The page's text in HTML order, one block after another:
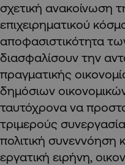
σχετική ανακοίνωση
επιχειρηματικού
αποφασιστικότητα
διασφαλίσουν την
πραγματικής
δημόσιων
ταυτόχρονα να
τριμερούς
πολιτική συνεννόηση
εργατική ειρήνη,